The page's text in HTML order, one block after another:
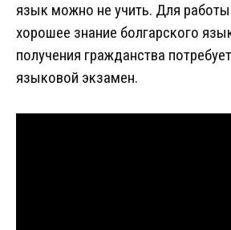
язык можно не учить. Для
хорошее знание болгарского
получения гражданства
языковой экзамен.